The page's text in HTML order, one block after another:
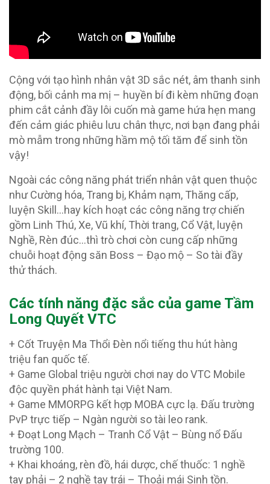
Cộng với tạo hình nhân vật 3D sắc nét, âm thanh sinh
động, bối cảnh ma mị – huyền bí đi kèm những đoạn
phim cắt cảnh đầy lôi cuốn mà game hứa hẹn mang
đến cảm giác phiêu lưu chân thực, nơi bạn đang phải
mò mẫm trong những hầm mộ tối tăm để sinh tồn
vậy!
Ngoài các công năng phát triển nhân vật quen thuộc
như Cường hóa, Trang bị, Khảm nạm, Thăng cấp,
luyện Skill…hay kích hoạt các công năng trợ chiến
gồm Linh Thú, Xe, Vũ khí, Thời trang, Cổ Vật, luyện
Nghề, Rèn đúc…thì trò chơi còn cung cấp những
chuỗi hoạt động săn Boss – Đạo mộ – So tài đầy
thử thách.
Các tính năng đặc sắc của game Tầm
Long Quyết VTC
+ Cốt Truyện Ma Thổi Đèn nổi tiếng thu hút hàng
triệu fan quốc tế.
+ Game Global triệu người chơi nay do VTC Mobile
độc quyền phát hành tại Việt Nam.
+ Game MMORPG kết hợp MOBA cực lạ. Đấu trường
PvP trực tiếp – Ngàn người so tài leo rank.
+ Đoạt Long Mạch – Tranh Cổ Vật – Bùng nổ Đấu
trường 100.
+ Khai khoáng, rèn đồ, hái dược, chế thuốc: 1 nghề
tay phải – 2 nghề tay trái – Thoải mái Sinh tồn.